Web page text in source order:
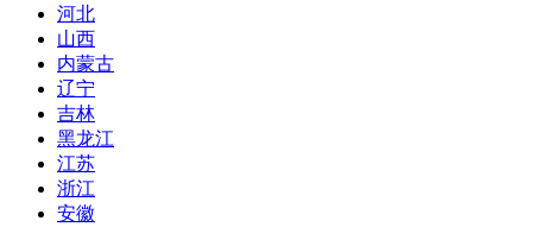
河北
山西
内蒙古
辽宁
吉林
黑龙江
江苏
浙江
安徽